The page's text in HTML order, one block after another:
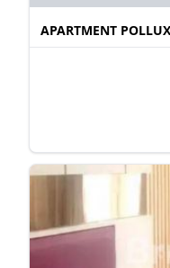
APARTMENT